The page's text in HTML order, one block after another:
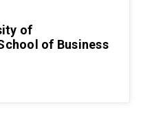
of
of Business